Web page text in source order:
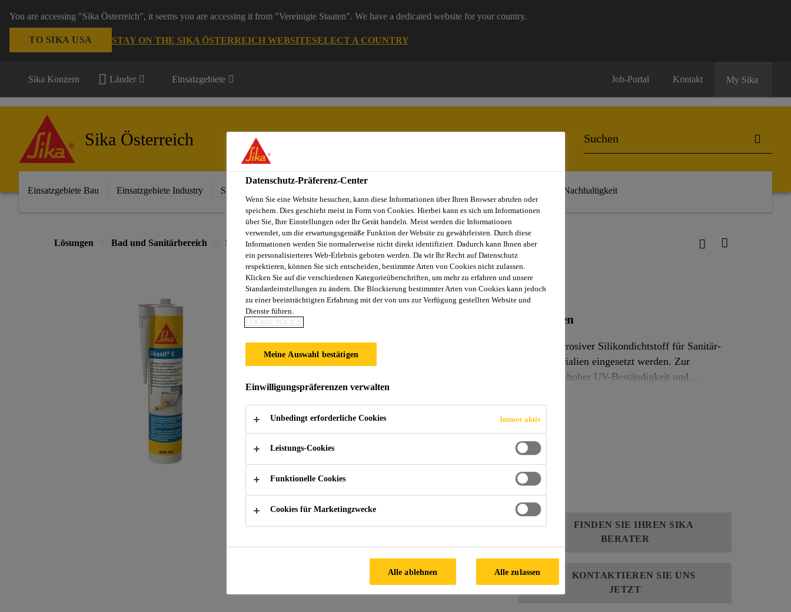
You are accessing "Sika Österreich", it seems you are accessing it from "Vereinigte Staaten". We have a dedicated website for your country.
TO SIKA USA STAY ON THE SIKA ÖSTERREICH WEBSITESELECT A COUNTRY
Sika Konzern Länder Einsatzgebiete Job-Portal Kontakt My Sika
Sika Österreich
Einsatzgebiete Bau Einsatzgebiete Industry Sika im Handel Nachhaltigkeit
Lösungen Bad und Sanitärbereich Sikasil® C
Sikasil® C
Silikondichtstoff für Sanitär- und Bauanwendungen
Sikasil® C ist ein 1-komponentiger, neutralhärtender, nicht korrosiver Silikondichtstoff für Sanitär-
und Baufugen. Es kann ohne Primer auf den meisten Baumaterialien eingesetzt werden. Zur
elastischen Fugenabdichtung im Innen- und Außenbereich, mit hoher UV-Beständigkeit und
Schimmelwiderstand.
Mehr anzeigen +
Primerlose Anwendung auf vielen Untergründen
JETZT KAUFEN
FINDEN SIE IHREN SIKA
BERATER
KONTAKTIEREN SIE UNS
JETZT
Datenschutz-Präferenz-Center
Wenn Sie eine Website besuchen, kann diese Informationen über Ihren Browser abrufen oder
speichern. Dies geschieht meist in Form von Cookies. Hierbei kann es sich um Informationen
über Sie, Ihre Einstellungen oder Ihr Gerät handeln. Meist werden die Informationen
verwendet, um die erwartungsgemäße Funktion der Website zu gewährleisten. Durch diese
Informationen werden Sie normalerweise nicht direkt identifiziert. Dadurch kann Ihnen aber
ein personalisierteres Web-Erlebnis geboten werden. Da wir Ihr Recht auf Datenschutz
respektieren, können Sie sich entscheiden, bestimmte Arten von Cookies nicht zulassen.
Klicken Sie auf die verschiedenen Kategorieüberschriften, um mehr zu erfahren und unsere
Standardeinstellungen zu ändern. Die Blockierung bestimmter Arten von Cookies kann jedoch
zu einer beeinträchtigten Erfahrung mit der von uns zur Verfügung gestellten Website und
Dienste führen.
COOKIE POLICY
Meine Auswahl bestätigen
Einwilligungspräferenzen verwalten
Unbedingt erforderliche Cookies Immer aktiv
Leistungs-Cookies
Funktionelle Cookies
Cookies für Marketingzwecke
Alle ablehnen Alle zulassen